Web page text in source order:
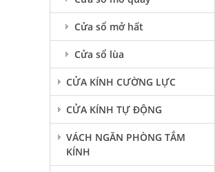
Cửa sổ mở hất
Cửa sổ lùa
CỬA KÍNH CƯỜNG LỰC
CỬA KÍNH TỰ ĐỘNG
VÁCH NGĂN PHÒNG TẮM
KÍNH